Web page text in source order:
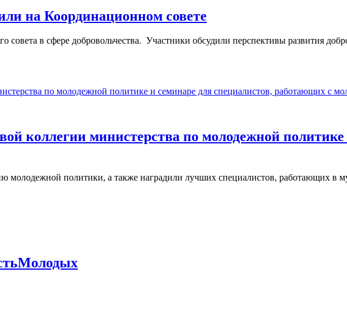
на Координационном совете
в сфере добровольчества. Участники обсудили перспективы развития
коллегии министерства по молодежной
молодежной политики, а также наградили лучших специалистов, работающих в